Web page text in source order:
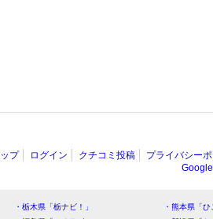
プ ログイン クチコミ投稿
プライバシー
・栃木県「栃ナビ！」
・熊本県「